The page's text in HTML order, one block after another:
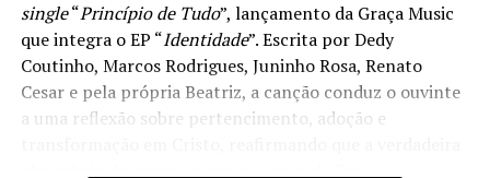
single“Princípio de Tudo”, lançamento da Graça Music
que integra o EP “Identidade”. Escrita por Dedy
Coutinho, Marcos Rodrigues, Juninho Rosa, Renato
Cesar e pela própria Beatriz, a canção conduz o ouvinte
a uma reflexão sobre pertencimento, adoção e